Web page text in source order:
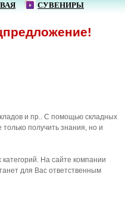
СУВЕНИРЫ
и пр.. С помощью складных
получить знания, но и
На сайте компании
для Вас ответственным